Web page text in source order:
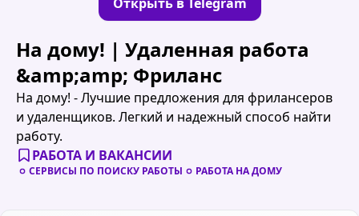
На дому! | Удаленная работа
&amp;amp; Фриланс
На дому! - Лучшие предложения для фрилансеров
и удаленщиков. Легкий и надежный способ найти
работу.
РАБОТА И ВАКАНСИИ
СЕРВИСЫ ПО ПОИСКУ РАБОТЫ РАБОТА НА ДОМУ